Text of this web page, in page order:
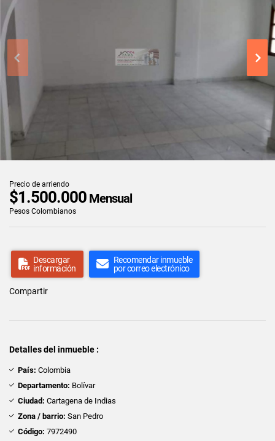
Precio de arriendo
$1.500.000 Mensual
Pesos Colombianos
Descargar
información
Recomendar inmueble
por correo electrónico
Compartir
Detalles del inmueble :
País: Colombia
Departamento: Bolívar
Ciudad: Cartagena de Indias
Zona / barrio: San Pedro
Código: 7972490